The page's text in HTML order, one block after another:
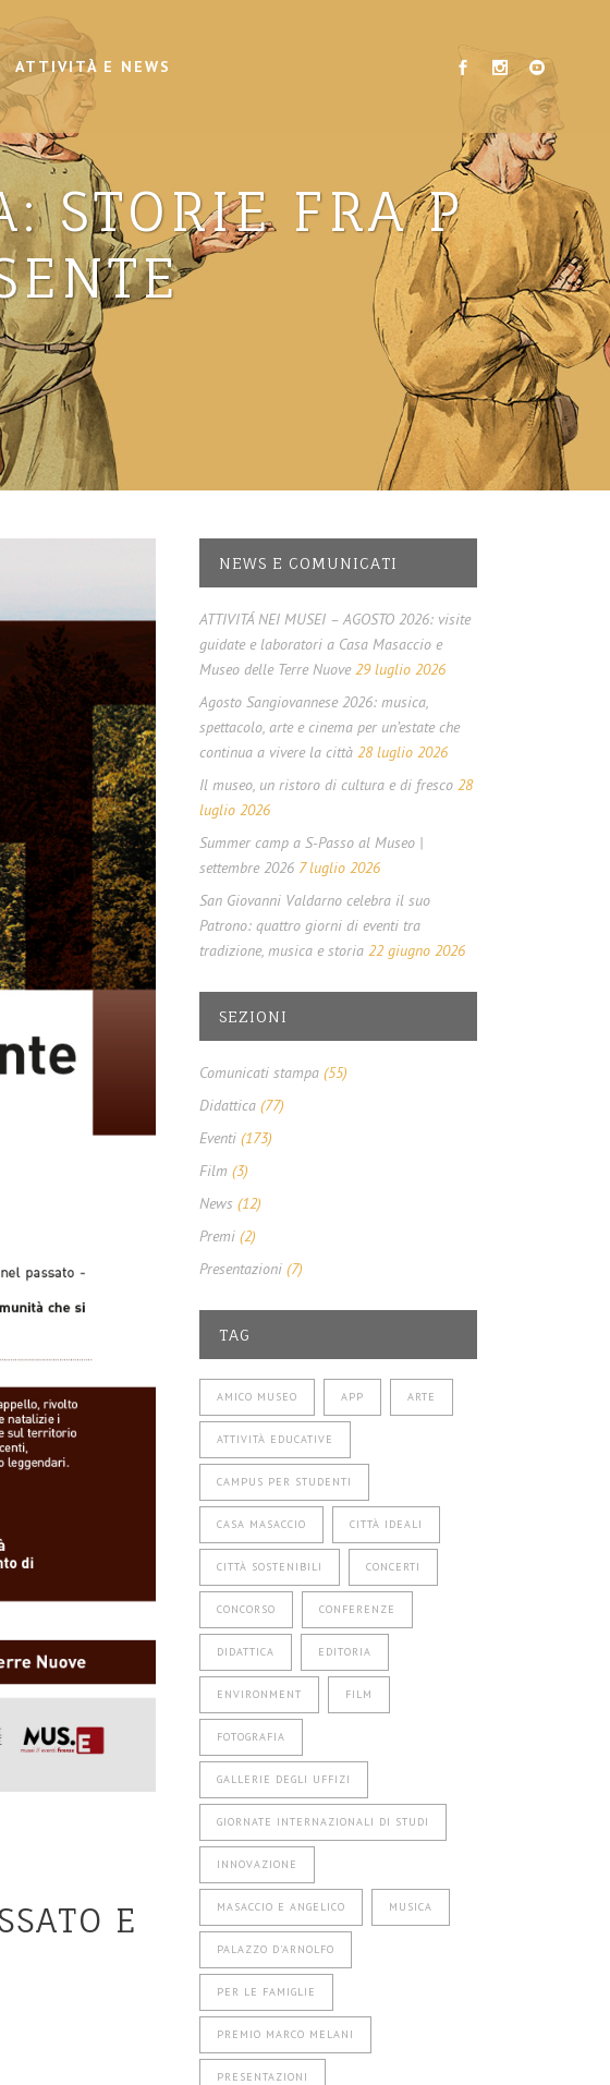
ATTIVITÀ E NEWS
STORIE FRA P
E
NEWS E COMUNICATI
ATTIVITÁ NEI MUSEI – AGOSTO 2026: visite
guidate e laboratori a Casa Masaccio e
Museo delle Terre Nuove 29 luglio 2026
Agosto Sangiovannese 2026: musica,
spettacolo, arte e cinema per un’estate che
continua a vivere la città 28 luglio 2026
Il museo, un ristoro di cultura e di fresco 28
luglio 2026
Summer camp a S-Passo al Museo |
settembre 2026 7 luglio 2026
San Giovanni Valdarno celebra il suo
Patrono: quattro giorni di eventi tra
tradizione, musica e storia 22 giugno 2026
SEZIONI
Comunicati stampa (55)
Didattica (77)
Eventi (173)
Film (3)
News (12)
Premi (2)
Presentazioni (7)
TAG
AMICO MUSEO APP ARTE
ATTIVITÀ EDUCATIVE
CAMPUS PER STUDENTI
CASA MASACCIO CITTÀ IDEALI
CITTÀ SOSTENIBILI CONCERTI
CONCORSO CONFERENZE
DIDATTICA EDITORIA
ENVIRONMENT FILM
FOTOGRAFIA
GALLERIE DEGLI UFFIZI
GIORNATE INTERNAZIONALI DI STUDI
INNOVAZIONE
MASACCIO E ANGELICO MUSICA
PALAZZO D'ARNOLFO
PER LE FAMIGLIE
PREMIO MARCO MELANI
PRESENTAZIONI